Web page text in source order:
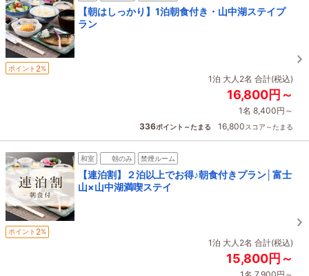
【朝はしっかり】1泊朝食付き・山中湖ステイプ
ラン
ポイント 2%
1泊 大人2名 合計(税込)
16,800円～
1名 8,400円～
336ポイント～たまる 16,800スコア～たまる
和室 朝のみ 禁煙ルーム
【連泊割】２泊以上でお得♪朝食付きプラン│富士
山×山中湖満喫ステイ
ポイント 2%
1泊 大人2名 合計(税込)
15,800円～